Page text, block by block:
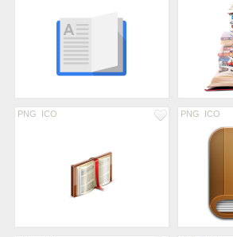
PNG ICO PNG ICO